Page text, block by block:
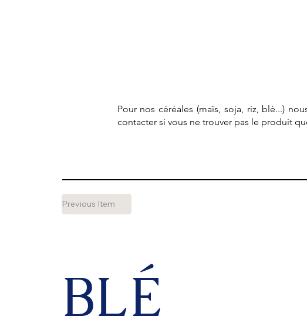
Pour nos céréales (maïs, soja, riz, blé...)
contacter si vous ne trouver pas le produit
Previous Item
BLÉ